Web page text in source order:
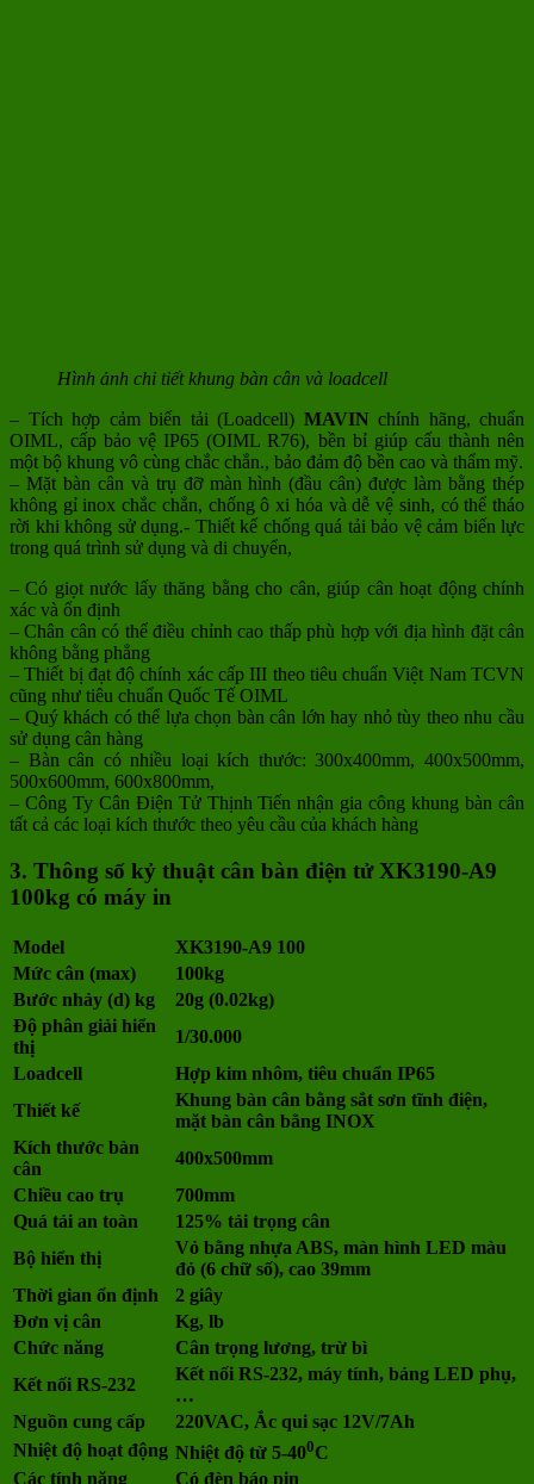
Hình ảnh chi tiết khung bàn cân và loadcell
– Tích hợp cảm biến tải (Loadcell) MAVINchính hãng, chuẩn
OIML, cấp bảo vệ IP65 (OIML R76), bền bỉ giúp cấu thành nên
một bộ khung vô cùng chắc chắn., bảo đảm độ bền cao và thẩm mỹ.
– Mặt bàn cân và trụ đỡ màn hình (đầu cân) được làm bằng thép
không gỉ inox chắc chắn, chống ô xi hóa và dễ vệ sinh, có thể tháo
rời khi không sử dụng.- Thiết kế chống quá tải bảo vệ cảm biến lực
trong quá trình sử dụng và di chuyển,
– Có giọt nước lấy thăng bằng cho cân, giúp cân hoạt động chính
xác và ổn định
– Chân cân có thể điều chỉnh cao thấp phù hợp với địa hình đặt cân
không bằng phẳng
– Thiết bị đạt độ chính xác cấp III theo tiêu chuẩn Việt Nam TCVN
cũng như tiêu chuẩn Quốc Tế OIML
– Quý khách có thể lựa chọn bàn cân lớn hay nhỏ tùy theo nhu cầu
sử dụng cân hàng
– Bàn cân có nhiều loại kích thước: 300x400mm, 400x500mm,
500x600mm, 600x800mm,
– Công Ty Cân Điện Tử Thịnh Tiến nhận gia công khung bàn cân
tất cả các loại kích thước theo yêu cầu của khách hàng
3. Thông số kỷ thuật cân bàn điện tử XK3190-A9
100kg có máy in
Model
XK3190-A9 100
Mức cân (max)
100kg
Bước nhảy (d) kg
20g (0.02kg)
Độ phân giải hiển
thị
1/30.000
Loadcell
Hợp kim nhôm, tiêu chuẩn IP65
Thiết kế
Khung bàn cân bằng sắt sơn tĩnh điện,
mặt bàn cân bằng INOX
Kích thước bàn
cân
400x500mm
Chiều cao trụ
700mm
Quá tải an toàn
125% tải trọng cân
Bộ hiển thị
Vỏ bằng nhựa ABS, màn hình LED màu
đỏ (6 chữ số), cao 39mm
Thời gian ổn định
2 giây
Đơn vị cân
Kg, lb
Chức năng
Cân trọng lương, trừ bì
Kết nối RS-232
Kết nối RS-232, máy tính, bảng LED phụ,
…
Nguồn cung cấp
220VAC, Ắc qui sạc 12V/7Ah
Nhiệt độ hoạt động Nhiệt độ từ 5-400C
Các tính năng
Có đèn báo pin